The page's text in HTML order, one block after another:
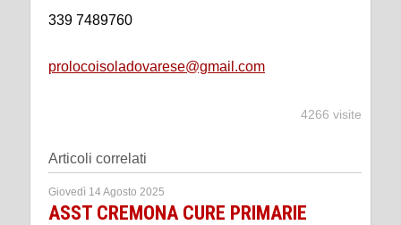
339 7489760
prolocoisoladovarese@gmail.com
4266 visite
Articoli correlati
Giovedì 14 Agosto 2025
ASST CREMONA CURE PRIMARIE